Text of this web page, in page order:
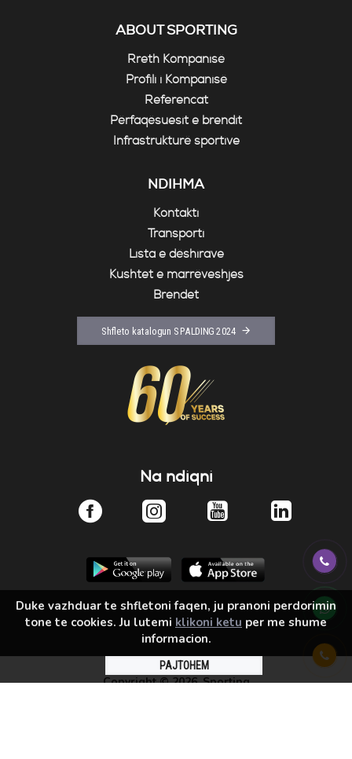
ABOUT SPORTING
Rreth Kompanisë
Profili i Kompanisë
Referencat
Përfaqësuesit e brendit
Infrastrukturë sportive
NDIHMA
Kontakti
Transporti
Lista e dëshirave
Kushtet e marrëveshjes
Brendet
Shfleto katalogun SPALDING 2024
Na ndiqni
Copyright ©2026, Sporting
PAJTOHEM
Duke vazhduar te shfletoni faqen, ju pranoni perdorimin
tone te cookies. Ju lutemi klikoni ketu per me shume
informacion.